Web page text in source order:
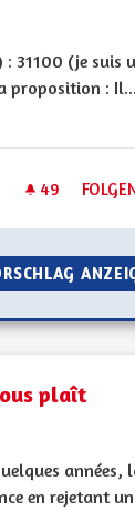
31100 (je suis
proposition : Il...
49 49
UN
plaît
années,
en rejetant